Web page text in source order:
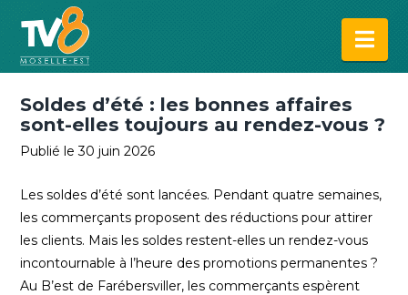
Soldes d’été : les bonnes affaires
sont-elles toujours au rendez-vous ?
Publié le 30 juin 2026
Les soldes d’été sont lancées. Pendant quatre semaines,
les commerçants proposent des réductions pour attirer
les clients. Mais les soldes restent-elles un rendez-vous
incontournable à l’heure des promotions permanentes ?
Au B’est de Farébersviller, les commerçants espèrent